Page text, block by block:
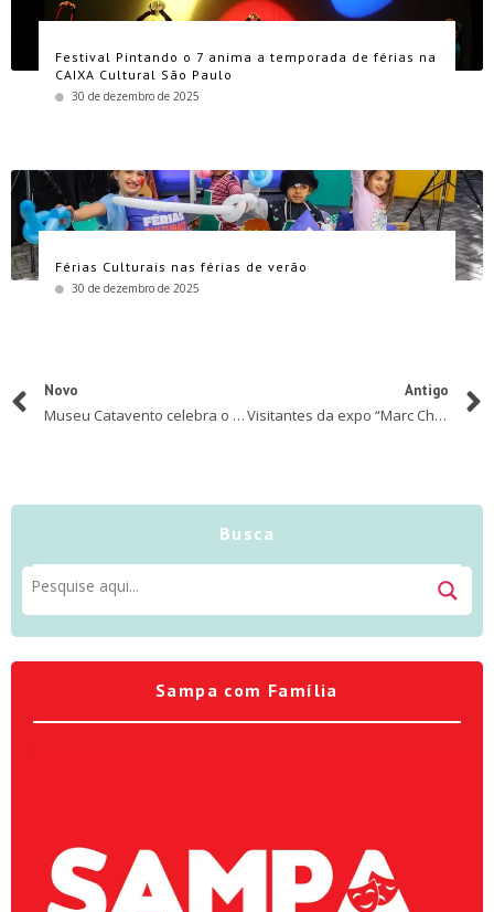
Festival Pintando o 7 anima a temporada de férias na
CAIXA Cultural São Paulo
30 de dezembro de 2025
Férias Culturais nas férias de verão
30 de dezembro de 2025
Novo
Museu Catavento celebra o 14º aniversário com programação especial
Antigo
Visitantes da expo “Marc Chagall: Sonho de Amor” criam cartões postais no Laboratório de Artes do CCBB Educativo
Busca
Sampa com Família